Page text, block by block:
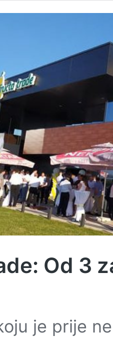
Od 3
je prije